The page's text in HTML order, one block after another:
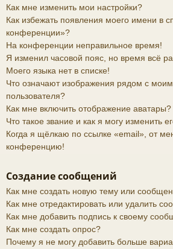
Как мне изменить мои настройки?
Как избежать появления моего имени в
конференции»?
На конференции неправильное время!
Я изменил часовой пояс, но время всё
Моего языка нет в списке!
Что означают изображения рядом с
пользователя?
Как мне включить отображение аватары?
Что такое звание и как я могу изменить
Когда я щёлкаю по ссылке «email», от
конференцию!
Создание сообщений
Как мне создать новую тему или
Как мне отредактировать или удалить
Как мне добавить подпись к своему
Как мне создать опрос?
Почему я не могу добавить больше